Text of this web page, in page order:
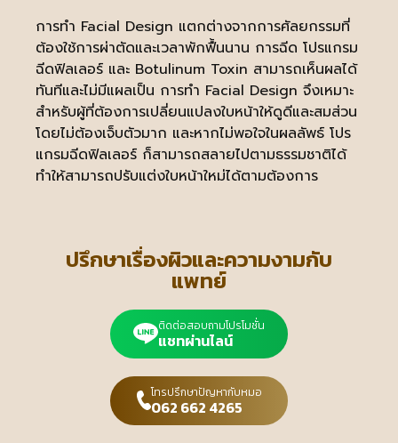
การทำ Facial Design แตกต่างจากการศัลยกรรมที่
ต้องใช้การผ่าตัดและเวลาพักฟื้นนาน การฉีด โปรแกรม
ฉีดฟิลเลอร์ และ Botulinum Toxin สามารถเห็นผลได้
ทันทีและไม่มีแผลเป็น การทำ Facial Design จึงเหมาะ
สำหรับผู้ที่ต้องการเปลี่ยนแปลงใบหน้าให้ดูดีและสมส่วน
โดยไม่ต้องเจ็บตัวมาก และหากไม่พอใจในผลลัพธ์ โปร
แกรมฉีดฟิลเลอร์ ก็สามารถสลายไปตามธรรมชาติได้
ทำให้สามารถปรับแต่งใบหน้าใหม่ได้ตามต้องการ
ปรึกษาเรื่องผิวและความงามกับ
แพทย์
ติดต่อสอบถามโปรโมชั่น
แชทผ่านไลน์
โทรปรึกษาปัญหากับหมอ
062 662 4265